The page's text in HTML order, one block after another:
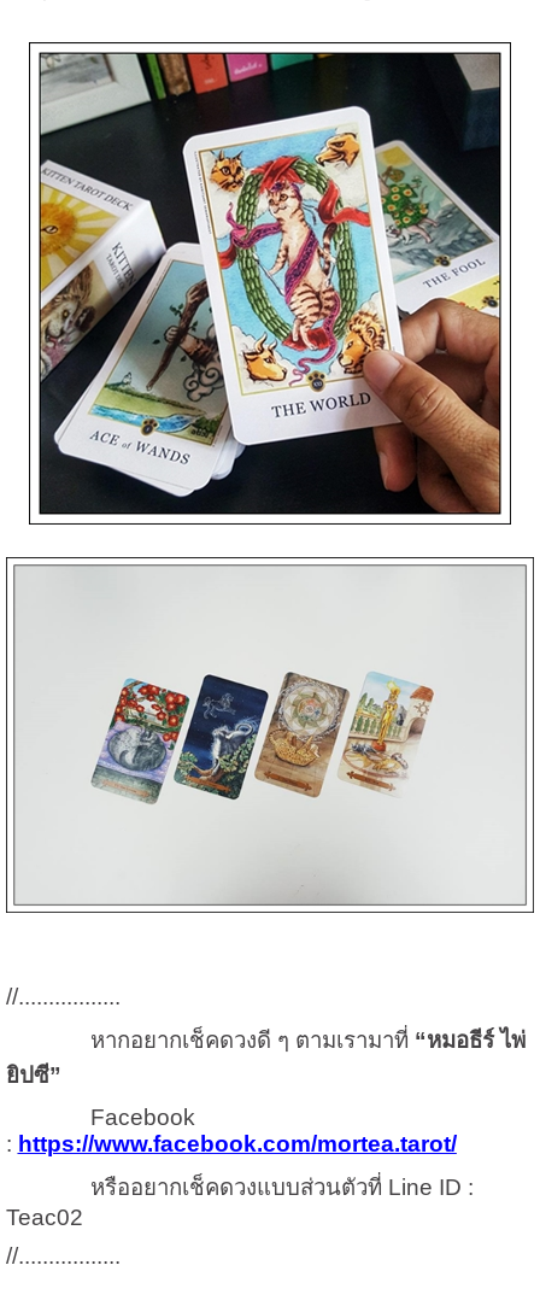
//.................
หากอยากเช็คดวงดี ๆ ตามเรามาที่ “หมอธีร์ ไพ่
ยิปซี”
Facebook
: https://www.facebook.com/mortea.tarot/
หรืออยากเช็คดวงแบบส่วนตัวที่ Line ID :
Teac02
//.................